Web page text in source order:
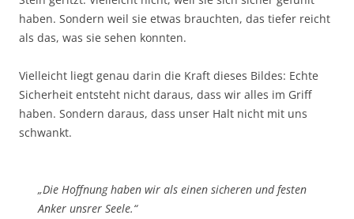
haben. Sondern weil sie etwas brauchten, das tiefer reicht
als das, was sie sehen konnten.
Vielleicht liegt genau darin die Kraft dieses Bildes: Echte
Sicherheit entsteht nicht daraus, dass wir alles im Griff
haben. Sondern daraus, dass unser Halt nicht mit uns
schwankt.
„Die Hoffnung haben wir als einen sicheren und festen
Anker unsrer Seele.“